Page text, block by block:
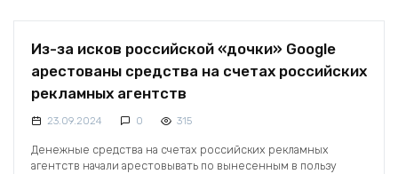
Из-за исков российской «дочки» Google
арестованы средства на счетах российских
рекламных агентств
23.09.2024 0 315
Денежные средства на счетах российских рекламных
агентств начали арестовывать по вынесенным в пользу